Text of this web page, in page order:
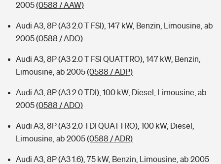
2005(0588 / AAW)
Audi A3, 8P (A3 2.0 T FSI), 147 kW, Benzin, Limousine, ab
2005(0588 / ADO)
Audi A3, 8P (A3 2.0 T FSI QUATTRO), 147 kW, Benzin,
Limousine, ab 2005(0588 / ADP)
Audi A3, 8P (A3 2.0 TDI), 100 kW, Diesel, Limousine, ab
2005(0588 / ADQ)
Audi A3, 8P (A3 2.0 TDI QUATTRO), 100 kW, Diesel,
Limousine, ab 2005(0588 / ADR)
Audi A3, 8P (A3 1.6), 75 kW, Benzin, Limousine, ab 2005